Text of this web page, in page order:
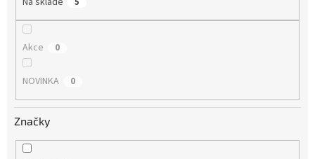
Akce 0
NOVINKA 0
Značky